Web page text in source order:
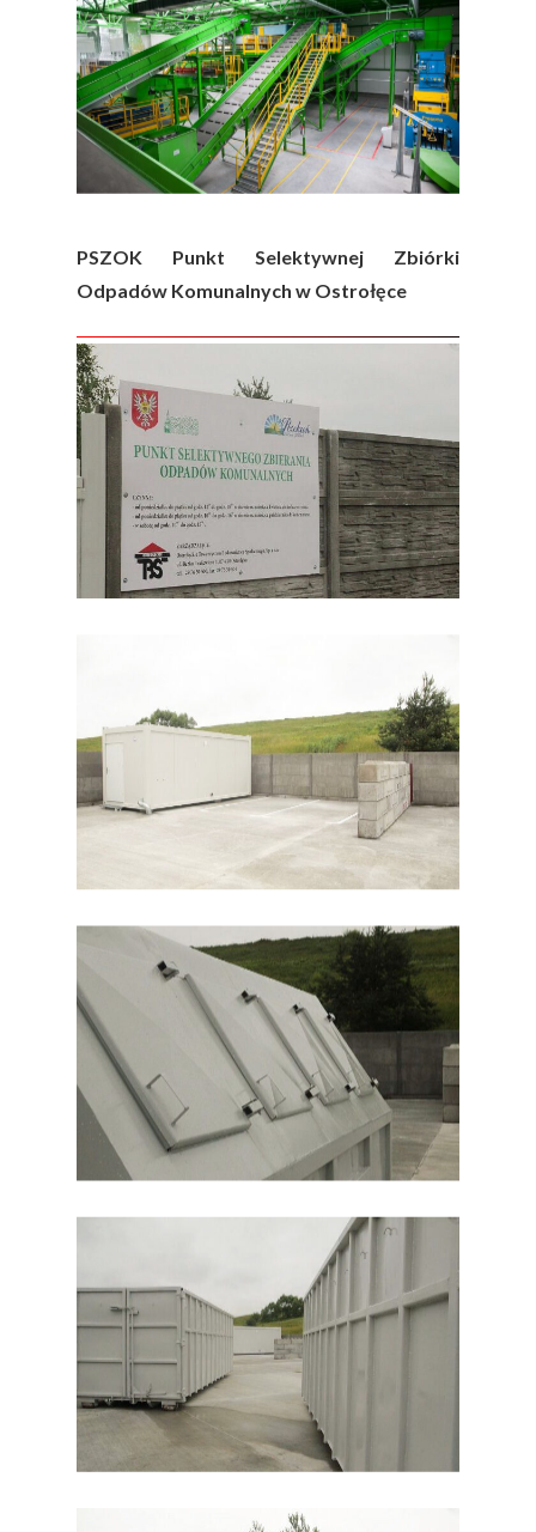
PSZOK Punkt Selektywnej Zbiórki
Odpadów Komunalnych w Ostrołęce